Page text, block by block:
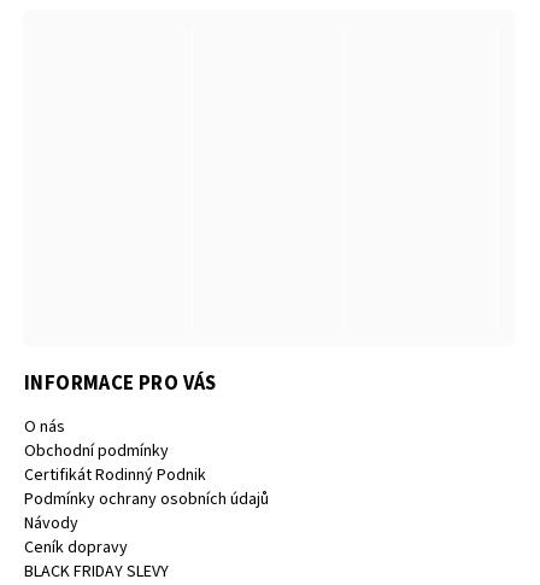
INFORMACE PRO VÁS
O nás
Obchodní podmínky
Certifikát Rodinný Podnik
Podmínky ochrany osobních údajů
Návody
Ceník dopravy
BLACK FRIDAY SLEVY